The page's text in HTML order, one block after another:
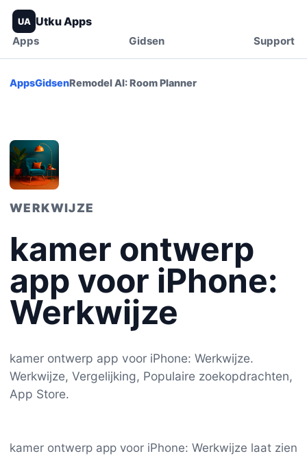
UA Utku Apps
Apps Gidsen Support
AppsGidsenRemodel AI: Room Planner
WERKWIJZE
kamer ontwerp
app voor iPhone:
Werkwijze
kamer ontwerp app voor iPhone: Werkwijze.
Werkwijze, Vergelijking, Populaire zoekopdrachten,
App Store.
kamer ontwerp app voor iPhone: Werkwijze laat zien